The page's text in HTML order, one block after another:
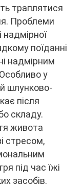
траплятися
Проблеми
поїданні
надмірним
у
шлунково-
після
складу.
живота
стресом,
під час їжі
засобів.